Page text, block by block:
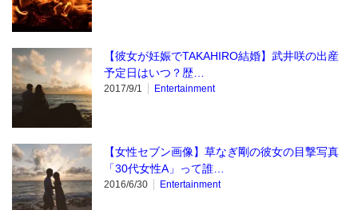
【彼女が妊娠でTAKAHIRO結婚】武井咲の出産
予定日はいつ？歴…
2017/9/1 Entertainment
【女性セブン画像】草なぎ剛の彼女の目撃写真
「30代女性A」って誰…
2016/6/30 Entertainment